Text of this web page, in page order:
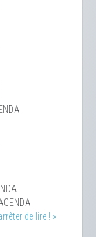
de lire ! »